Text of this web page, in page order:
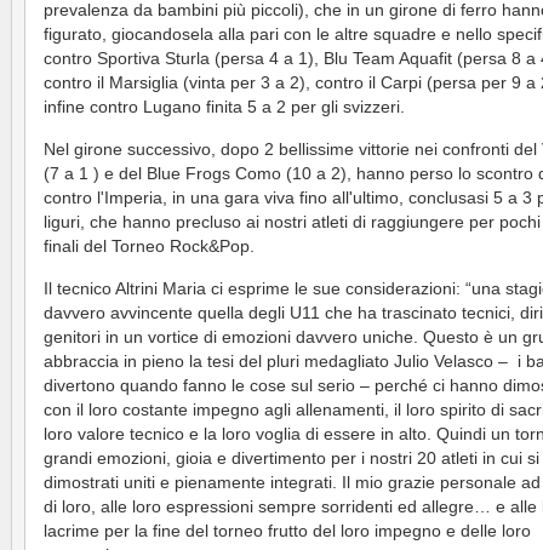
prevalenza da bambini più piccoli), che in un girone di ferro
figurato, giocandosela alla pari con le altre squadre e nello
contro Sportiva Sturla (persa 4 a 1), Blu Team Aquafit (persa 8 a
contro il Marsiglia (vinta per 3 a 2), contro il Carpi (persa per 9 a
infine contro Lugano finita 5 a 2 per gli svizzeri.
Nel girone successivo, dopo 2 bellissime vittorie nei confronti del
(7 a 1 ) e del Blue Frogs Como (10 a 2), hanno perso lo scontro
contro l'Imperia, in una gara viva fino all'ultimo, conclusasi 5 a 3
liguri, che hanno precluso ai nostri atleti di raggiungere per
finali del Torneo Rock&Pop.
Il tecnico Altrini Maria ci esprime le sue considerazioni: “una
davvero avvincente quella degli U11 che ha trascinato tecnici,
genitori in un vortice di emozioni davvero uniche. Questo è un
abbraccia in pieno la tesi del pluri medagliato Julio Velasco – i
divertono quando fanno le cose sul serio – perché ci hanno
con il loro costante impegno agli allenamenti, il loro spirito di
loro valore tecnico e la loro voglia di essere in alto. Quindi un
grandi emozioni, gioia e divertimento per i nostri 20 atleti in cui si
dimostrati uniti e pienamente integrati. Il mio grazie personale
di loro, alle loro espressioni sempre sorridenti ed allegre… e alle
lacrime per la fine del torneo frutto del loro impegno e delle loro